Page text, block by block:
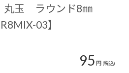
丸玉 ラウンド8㎜
03】
95円 (税込)